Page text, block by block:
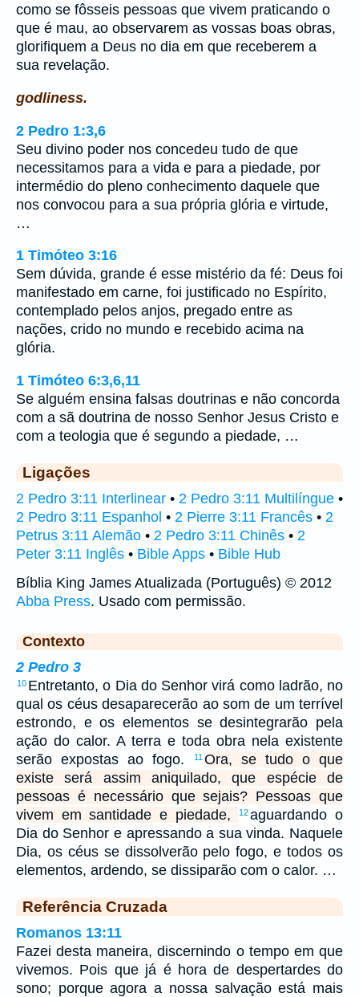
como se fôsseis pessoas que vivem praticando o
que é mau, ao observarem as vossas boas obras,
glorifiquem a Deus no dia em que receberem a
sua revelação.
godliness.
2 Pedro 1:3,6
Seu divino poder nos concedeu tudo de que
necessitamos para a vida e para a piedade, por
intermédio do pleno conhecimento daquele que
nos convocou para a sua própria glória e virtude,
…
1 Timóteo 3:16
Sem dúvida, grande é esse mistério da fé: Deus foi
manifestado em carne, foi justificado no Espírito,
contemplado pelos anjos, pregado entre as
nações, crido no mundo e recebido acima na
glória.
1 Timóteo 6:3,6,11
Se alguém ensina falsas doutrinas e não concorda
com a sã doutrina de nosso Senhor Jesus Cristo e
com a teologia que é segundo a piedade, …
Ligações
2 Pedro 3:11 Interlinear • 2 Pedro 3:11 Multilíngue •
2 Pedro 3:11 Espanhol • 2 Pierre 3:11 Francês • 2
Petrus 3:11 Alemão • 2 Pedro 3:11 Chinês • 2
Peter 3:11 Inglês • Bible Apps • Bible Hub
Bíblia King James Atualizada (Português) © 2012
Abba Press. Usado com permissão.
Contexto
2 Pedro 3
10 Entretanto, o Dia do Senhor virá como ladrão, no
qual os céus desaparecerão ao som de um terrível
estrondo, e os elementos se desintegrarão pela
ação do calor. A terra e toda obra nela existente
serão expostas ao fogo.
11 Ora, se tudo o que
existe será assim aniquilado, que espécie de
pessoas é necessário que sejais? Pessoas que
vivem em santidade e piedade,
12aguardando o
Dia do Senhor e apressando a sua vinda. Naquele
Dia, os céus se dissolverão pelo fogo, e todos os
elementos, ardendo, se dissiparão com o calor. …
Referência Cruzada
Romanos 13:11
Fazei desta maneira, discernindo o tempo em que
vivemos. Pois que já é hora de despertardes do
sono; porque agora a nossa salvação está mais